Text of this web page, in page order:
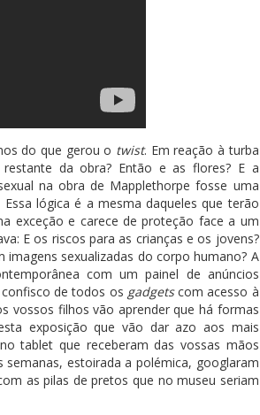
do que gerou o twist. Em reação à turba
da obra? Então e as flores? E a
na obra de Mapplethorpe fosse uma
lógica é a mesma daqueles que terão
exceção e carece de proteção face a um
E os riscos para as crianças e os jovens?
sexualizadas do corpo humano? A
com um painel de anúncios
de todos os gadgetscom acesso à
vossos filhos vão aprender que há formas
exposição que vão dar azo aos mais
tablet que receberam das vossas mãos
estoirada a polémica, googlaram
as pilas de pretos que no museu seriam